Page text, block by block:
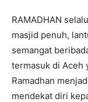
RAMADHAN
masjid penuh,
semangat
termasuk di Aceh
Ramadhan
mendekat diri